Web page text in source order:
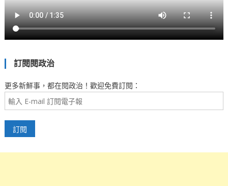
訂閱閱政治
更多新鮮事，都在閱政治！歡迎免費訂閱：